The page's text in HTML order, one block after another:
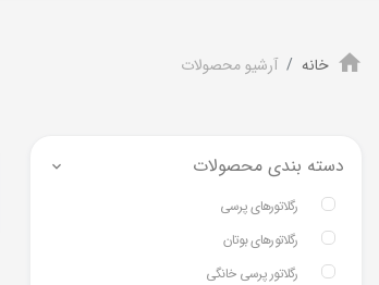
خانه آرشیو محصولات
دسته بندی محصولات
رگلاتورهای پرسی
رگلاتورهای بوتان
رگلاتور پرسی خانگی